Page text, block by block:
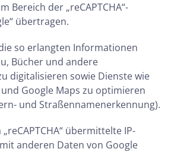
Bereich der „reCAPTCHA“-
übertragen.
so erlangten Informationen
Bücher und andere
digitalisieren sowie Dienste wie
Google Maps zu optimieren
und Straßennamenerkennung).
übermittelte IP-
anderen Daten von Google